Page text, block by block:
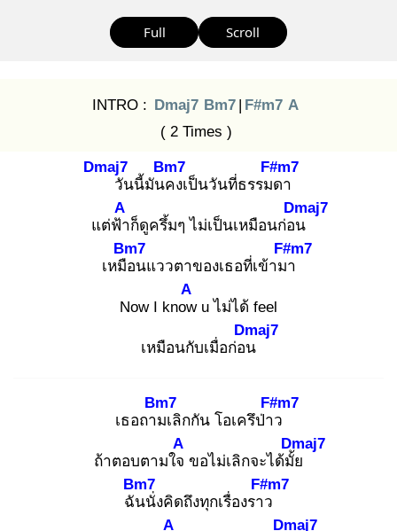
Full Scroll
INTRO : Dmaj7 Bm7 | F#m7 A
( 2 Times )
Dmaj7
วันนี้มันค
Bm7
งเป็นวันที่ธรรมด
F#m7
า
แต่ฟ้า
A
ก็ดูครึ้มๆ ไม่เป็นเหมือนก่อน
Dmaj7
เหมือ
Bm7
นแววตาของเธอที่เข้ามา
F#m7
Now I know
A
u ไม่ได้ feel
เหมือนกับเมื่อก่อน
Dmaj7
เธอถาม
Bm7
เลิกกัน โอเครึป่าว
F#m7
ถ้าตอบตามใจ
A
ขอไม่เลิกจะได้มั้ย
Dmaj7
ฉัน
Bm7
นั่งคิดถึงทุกเรื่องราว
F#m7
A
Dmaj7